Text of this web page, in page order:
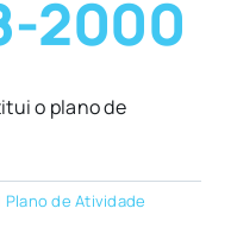
2000
o plano de
Plano de Atividade